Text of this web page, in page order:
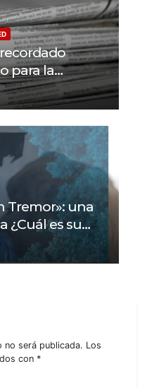
para la
tercio de los
por Israel
Tremor»: una
¿Cuál es su
no será publicada. Los
con *